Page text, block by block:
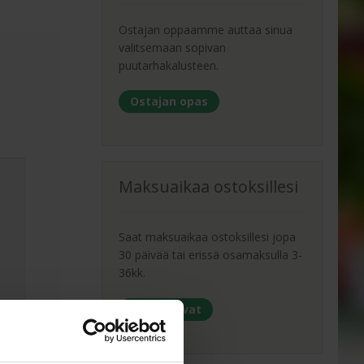
Ostajan oppaamme auttaa sinua
valitsemaan sopivan
puutarhakalusteen.
Ostajan opas
Maksuaikaa ostoksillesi
Saat maksuaikaa ostoksillesi jopa
30 päivää tai erissä osamaksulla 3-
36kk.
Maksutavat